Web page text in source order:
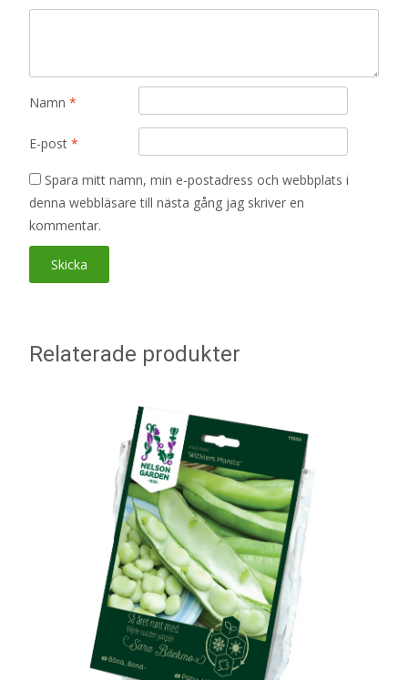
Namn *
E-post *
Spara mitt namn, min e-postadress och webbplats i
denna webbläsare till nästa gång jag skriver en
kommentar.
Relaterade produkter